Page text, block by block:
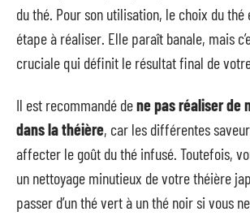
du thé. Pour son utilisation, le choix du
étape à réaliser. Elle paraît banale, mais
cruciale qui définit le résultat final de
Il est recommandé dene pas réaliser de
dans la théière, car les différentes
affecter le goût du thé infusé. Toutefois,
un nettoyage minutieux de votre théière
passer d’un thé vert à un thé noir si vous